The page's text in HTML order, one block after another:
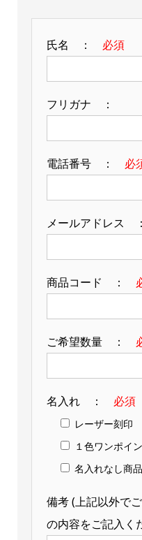
氏名 ： 必須
フリガナ ：
電話番号 ： 必
メールアドレス
商品コード ：
ご希望数量 ：
名入れ ： 必須
レーザー刻印
１色ワンポイ
名入れなし商
備考 (上記以外で
の内容をご記入く